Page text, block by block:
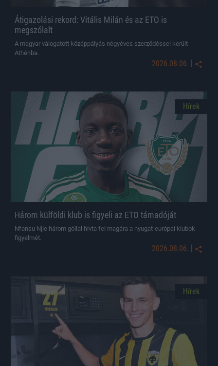
Átigazolási rekord: Vitális Milán és az ETO is
megszólalt
A magyar válogatott középpályás négyéves szerződéssel került
Athénba.
2026.08.06. |
Hírek
Három külföldi klub is figyeli az ETO támadóját
Nfansu Njie három góllal hívta fel magára a nyugat-európai klubok
figyelmét.
2026.08.06. |
Hírek